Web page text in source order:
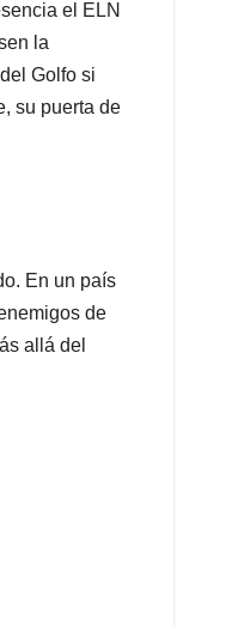
el ELN
la
Golfo si
su puerta de
En un país
de
allá del